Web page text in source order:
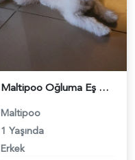
Maltipoo Oğluma Eş Arıyorum - 118984277
Maltipoo
1 Yaşında
Erkek